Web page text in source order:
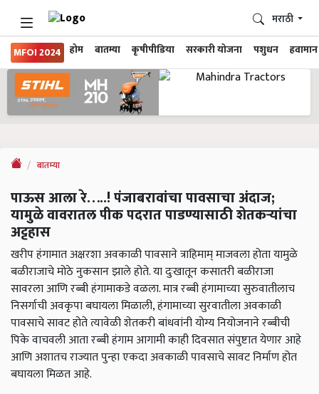
MFOI 2024 होम बातम्या कृषीपीडिया सरकारी योजना पशुधन हवामान
मराठी
बातम्या
पाऊस आला रे…..! पंजाबरावांचा पावसाचा अंदाज;
यामुळे वावरातल पीक पदरात पाडण्यासाठी शेतकऱ्यांचा
अट्टहास
खरीप हंगामात अक्षरशा अवकाळी पावसाने त्राहिमाम् माजवला होता यामुळे
बळीराजाचे मोठे नुकसान झाले होते. या दुःखातून कसातरी बळीराजा
सावरला आणि रब्बी हंगामाकडे वळला. मात्र रब्बी हंगामाच्या सुरुवातीलाच
निसर्गाची अवकृपा बघायला मिळाली, हंगामाच्या सुरवातीला अवकाळी
पावसाचे सावट होते त्यावेळी शेतकरी बांधवांनी योग्य नियोजनाने रब्बीची
पिके वाचवली आता रब्बी हंगाम आगामी काही दिवसात संपुष्टात येणार आहे
आणि अशातच राज्यात पुन्हा एकदा अवकाळी पावसाचे सावट निर्माण होत
बघायला मिळत आहे.